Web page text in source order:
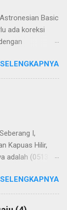
Basic
ada koreksi
M.Kes.
komentar.
sedang
I,
Kapuas Hilir,
adalah (0513)
terbuat dari
dalam
dari getah